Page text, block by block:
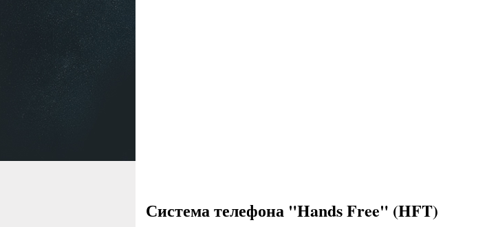
Система телефона "Hands Free" (HFT)